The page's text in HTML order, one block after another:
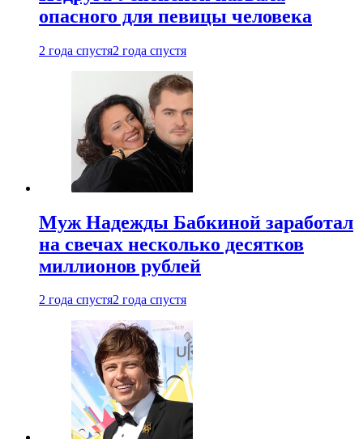
опасного для певицы человека
2 года спустя2 года спустя
Муж Надежды Бабкиной заработал
на свечах несколько десятков
миллионов рублей
2 года спустя2 года спустя